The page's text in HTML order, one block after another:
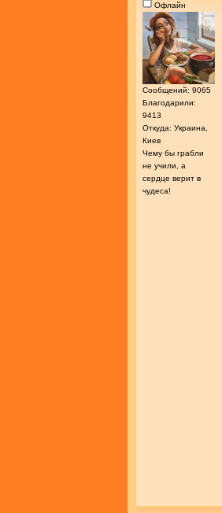
Офлайн
Сообщений: 9065
Благодарили:
9413
Откуда: Украина,
Киев
Чему бы грабли
не учили, а
сердце верит в
чудеса!